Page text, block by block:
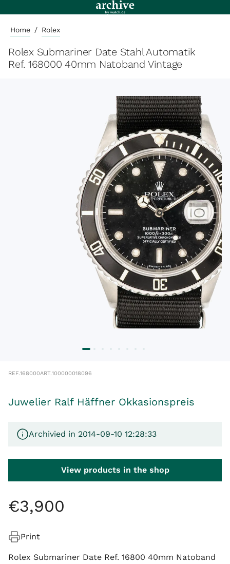
Home / Rolex
Rolex Submariner Date Stahl Automatik
Ref. 168000 40mm Natoband Vintage
REF.168000ART.100000018096
Juwelier Ralf Häffner Okkasionspreis
Archivied in 2014-09-10 12:28:33
View products in the shop
€3,900
Print
Rolex Submariner Date Ref. 16800 40mm Natoband